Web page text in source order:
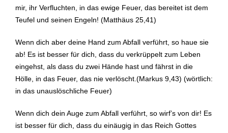
mir, ihr Verfluchten, in das ewige Feuer, das bereitet ist dem
Teufel und seinen Engeln! (Matthäus 25,41)
Wenn dich aber deine Hand zum Abfall verführt, so haue sie
ab! Es ist besser für dich, dass du verkrüppelt zum Leben
eingehst, als dass du zwei Hände hast und fährst in die
Hölle, in das Feuer, das nie verlöscht.(Markus 9,43) (wörtlich:
in das unauslöschliche Feuer)
Wenn dich dein Auge zum Abfall verführt, so wirf’s von dir! Es
ist besser für dich, dass du einäugig in das Reich Gottes